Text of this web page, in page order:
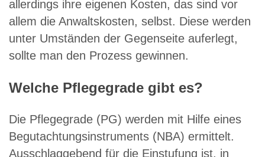
allerdings ihre eigenen Kosten, das sind vor
allem die Anwaltskosten, selbst. Diese werden
unter Umständen der Gegenseite auferlegt,
sollte man den Prozess gewinnen.
Welche Pflegegrade gibt es?
Die Pflegegrade (PG) werden mit Hilfe eines
Begutachtungsinstruments (NBA) ermittelt.
Ausschlaggebend für die Einstufung ist, in